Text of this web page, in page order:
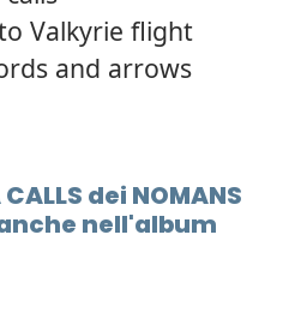
Valkyrie flight
and arrows
dei NOMANS
nell'album